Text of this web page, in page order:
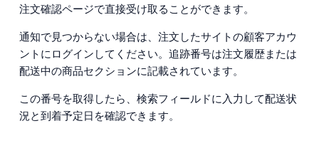
注文確認ページで直接受け取ることができます。
通知で見つからない場合は、注文したサイトの顧客アカウ
ントにログインしてください。追跡番号は注文履歴または
配送中の商品セクションに記載されています。
この番号を取得したら、検索フィールドに入力して配送状
況と到着予定日を確認できます。